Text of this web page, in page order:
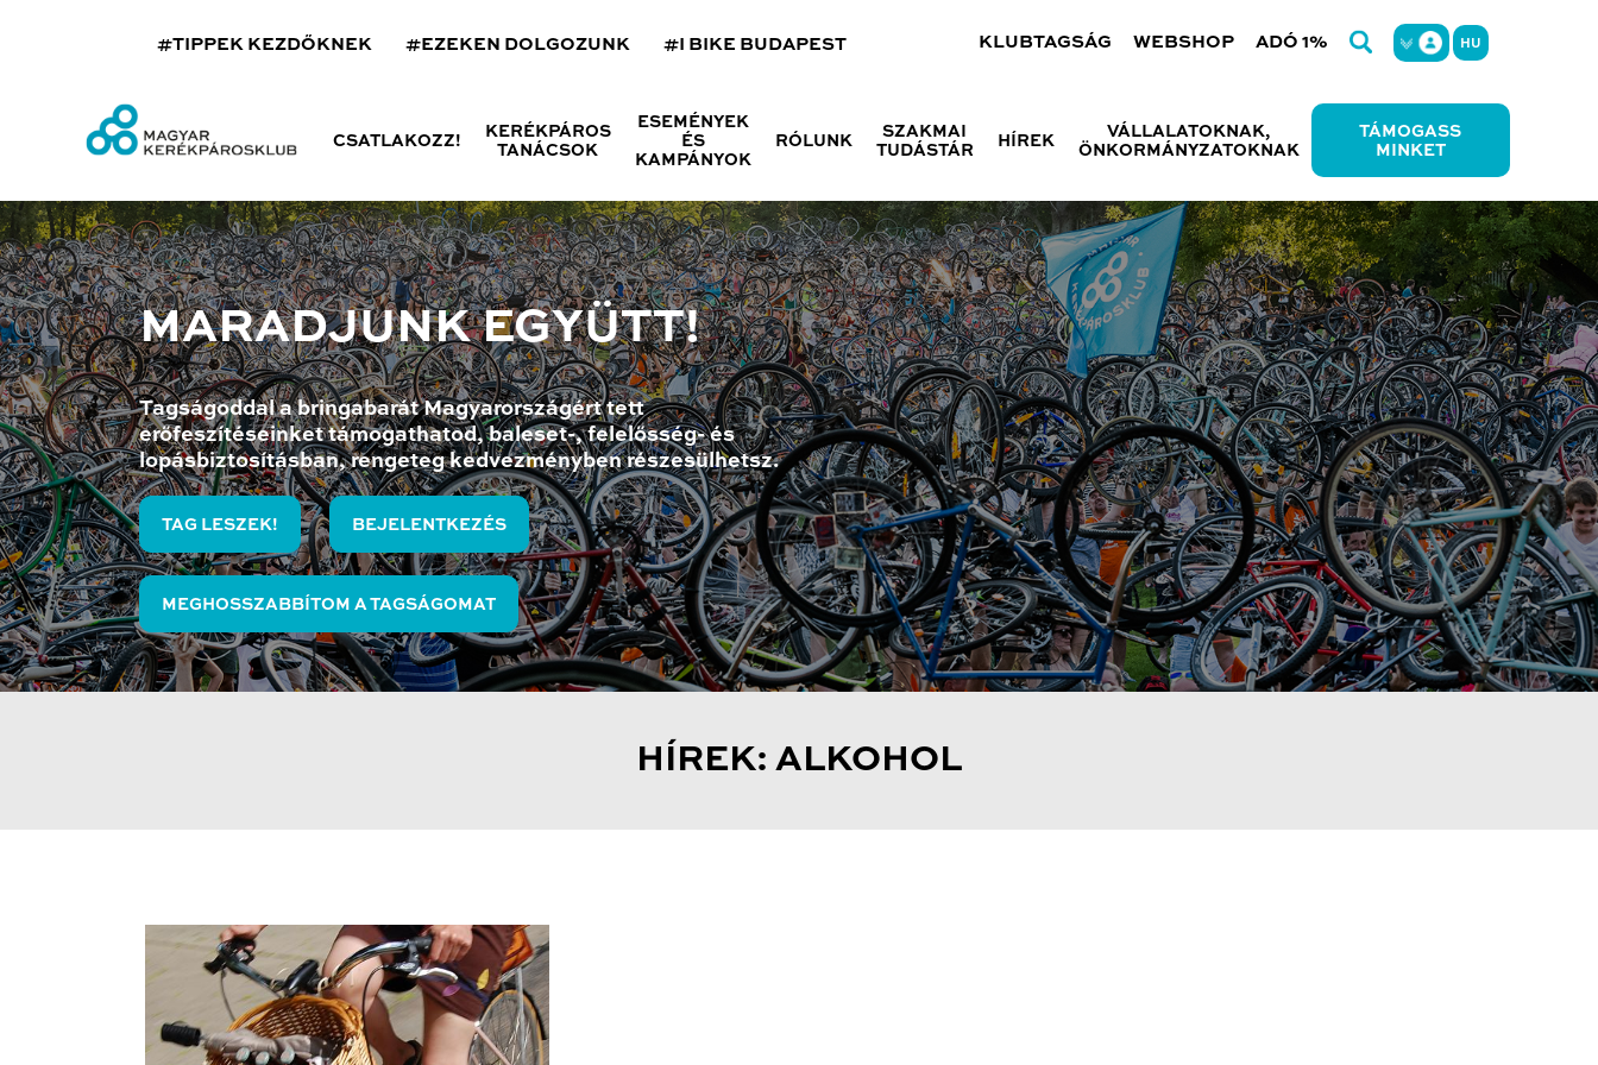
#TIPPEK KEZDŐKNEK #EZEKEN DOLGOZUNK #I BIKE BUDAPEST KLUBTAGSÁG WEBSHOP ADÓ 1% HU
CSATLAKOZZ!
KERÉKPÁROS
TANÁCSOK
ESEMÉNYEK
ÉS
KAMPÁNYOK
RÓLUNK
SZAKMAI
TUDÁSTÁR
HÍREK
VÁLLALATOKNAK,
ÖNKORMÁNYZATOKNAK
TÁMOGASS
MINKET
MARADJUNK EGYÜTT!
Tagságoddal a bringabarát Magyarországért tett
erőfeszítéseinket támogathatod, baleset-, felelősség- és
lopásbiztosításban, rengeteg kedvezményben részesülhetsz.
TAG LESZEK! BEJELENTKEZÉS
MEGHOSSZABBÍTOM A TAGSÁGOMAT
HÍREK: ALKOHOL